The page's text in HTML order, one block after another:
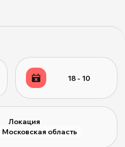
18 - 10
Локация
область